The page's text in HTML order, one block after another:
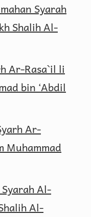
Syarah
Shalih Al-
Ar-Rasa`il li
bin ‘Abdil
Ar-
Muhammad
Al-
Al-